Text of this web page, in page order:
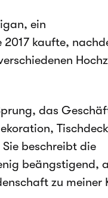
ein
kaufte,
das
beschreibt die
beängstigend,
zu meiner